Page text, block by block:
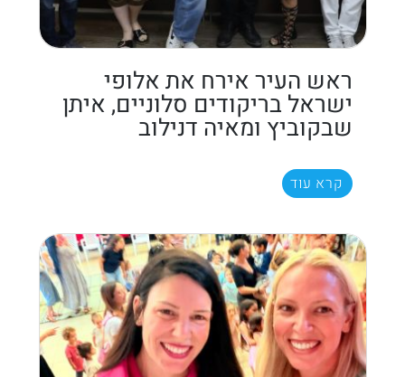
ראש העיר אירח את אלופי
ישראל בריקודים סלוניים, איתן
שבקוביץ ומאיה דנילוב
קרא עוד